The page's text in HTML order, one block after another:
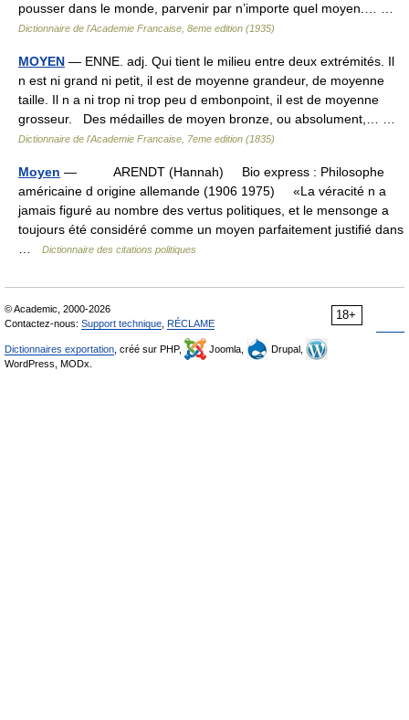
pousser dans le monde, parvenir par n’importe quel moyen.… …
Dictionnaire de l'Academie Francaise, 8eme edition (1935)
MOYEN — ENNE. adj. Qui tient le milieu entre deux extrémités. Il
n est ni grand ni petit, il est de moyenne grandeur, de moyenne
taille. Il n a ni trop ni trop peu d embonpoint, il est de moyenne
grosseur. Des médailles de moyen bronze, ou absolument,… …
Dictionnaire de l'Academie Francaise, 7eme edition (1835)
Moyen — ARENDT (Hannah) Bio express : Philosophe
américaine d origine allemande (1906 1975) «La véracité n a
jamais figuré au nombre des vertus politiques, et le mensonge a
toujours été considéré comme un moyen parfaitement justifié dans
Dictionnaire des citations politiques
18+
© Academic, 2000-2026
Contactez-nous: Support technique RÉCLAME
Dictionnaires exportation , créé sur PHP, Joomla,
Drupal,
WordPress, MODx.